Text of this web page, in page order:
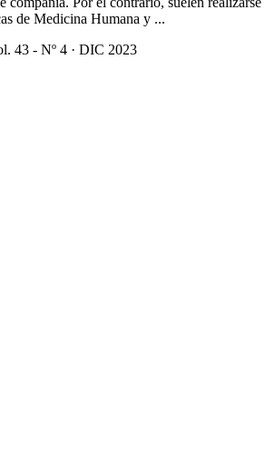
de Medicina Humana y ...
43 - Nº 4 · DIC 2023